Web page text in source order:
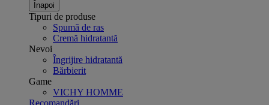
Înapoi
Tipuri de produse
Spumă de ras
Cremă hidratantă
Nevoi
Îngrijire hidratantă
Bărbierit
Game
VICHY HOMME